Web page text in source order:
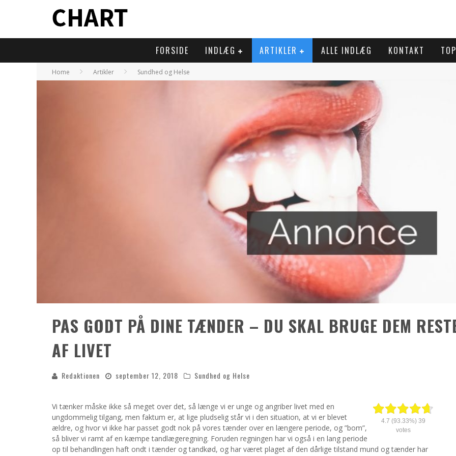
FORSIDE INDLÆG ARTIKLER ALLE INDLÆG KONTAKT
Home Artikler Sundhed og Helse
PAS GODT PÅ DINE TÆNDER – DU SKAL BRUGE DEM
AF LIVET
Redaktionen september 12, 2018 Sundhed og Helse
4.7 (93.33%) 39
votes
Vi tænker måske ikke så meget over det, så længe vi er unge og angriber livet med en
ungdommelig tilgang, men faktum er, at lige pludselig står vi i den situation, at vi er blevet
ældre, og hvor vi ikke har passet godt nok på vores tænder over en længere periode, og ”bom”,
så bliver vi ramt af en kæmpe tandlægeregning. Foruden regningen har vi også i en lang periode
op til behandlingen haft ondt i tænder og tandkød, og har været plaget af den dårlige tilstand mund og tænder har